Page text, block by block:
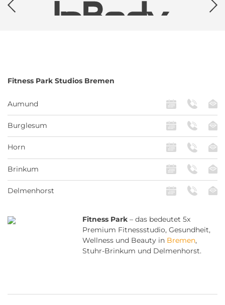
Fitness Park Studios Bremen
Aumund
Burglesum
Horn
Brinkum
Delmenhorst
Fitness Park – das bedeutet 5x
Premium Fitnessstudio, Gesundheit,
Wellness und Beauty in Bremen,
Stuhr-Brinkum und Delmenhorst.